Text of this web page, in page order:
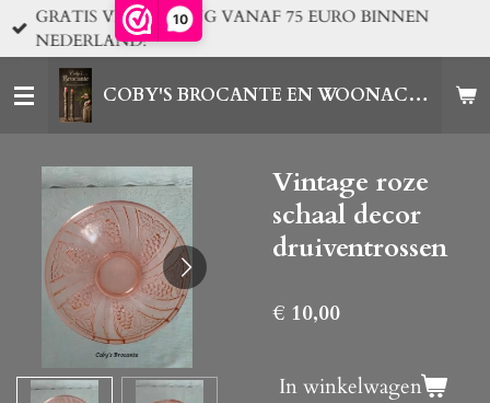
10
Ga
direct
de
hoofdinhoud
COBY'S BROCANTE EN WOONACCESSOIRES
GRATIS VERZENDING VANAF 75 EURO BINNEN
NEDERLAND!
Vintage roze
schaal decor
druiventrossen
€ 10,00
In winkelwagen